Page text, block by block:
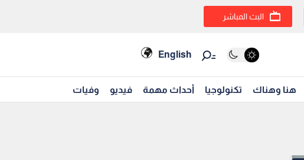
البث المباشر
English
هنا وهناك تكنولوجيا أحداث مهمة فيديو وفيات